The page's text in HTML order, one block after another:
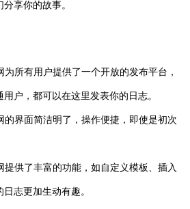
享你的故事。
为所有用户提供了一个开放的发布平台，
户，都可以在这里发表你的日志。
界面简洁明了，操作便捷，即使是初次
供了丰富的功能，如自定义模板、插入
志更加生动有趣。